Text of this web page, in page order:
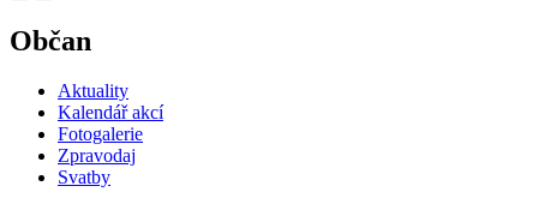
Občan
Aktuality
Kalendář akcí
Fotogalerie
Zpravodaj
Svatby